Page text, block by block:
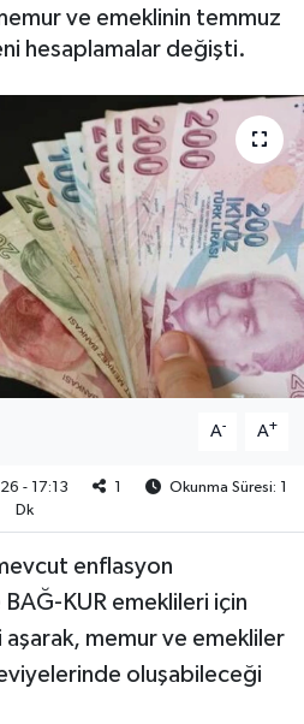
ve emeklinin temmuz
hesaplamalar değişti.
A- A+
- 17:13 1
Okunma Süresi: 1
Dk
enflasyon
KUR emeklileri için
aşarak, memur ve emekliler
oluşabileceği